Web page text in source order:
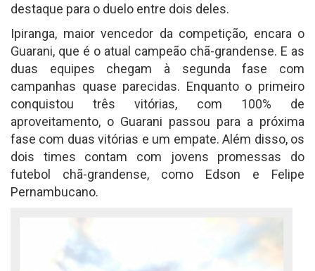
destaque para o duelo entre dois deles.
Ipiranga, maior vencedor da competição, encara o
Guarani, que é o atual campeão chã-grandense. E as
duas equipes chegam à segunda fase com
campanhas quase parecidas. Enquanto o primeiro
conquistou três vitórias, com 100% de
aproveitamento, o Guarani passou para a próxima
fase com duas vitórias e um empate. Além disso, os
dois times contam com jovens promessas do
futebol chã-grandense, como Edson e Felipe
Pernambucano.